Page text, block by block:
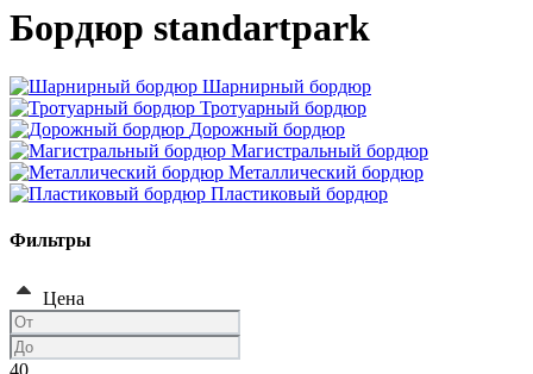
Бордюр standartpark
Шарнирный бордюр
Тротуарный бордюр
Дорожный бордюр
Магистральный бордюр
Металлический бордюр
Пластиковый бордюр
Фильтры
Цена